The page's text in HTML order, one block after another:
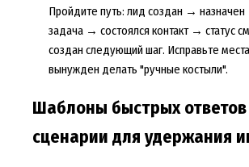
Пройдите путь: лид создан →
задача → состоялся контакт → статус
создан следующий шаг. Исправьте
вынужден делать "ручные костыли".
Шаблоны быстрых ответов
сценарии для удержания